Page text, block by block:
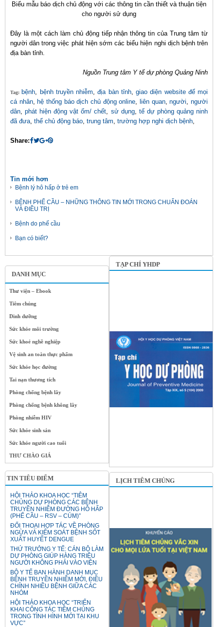
DANH MỤC
Thư viện – Ebook
Tiêm chủng
Dinh dưỡng
Sức khỏe môi trường
Sức khoẻ nghề nghiệp
Vệ sinh an toàn thực phẩm
Sức khỏe học đường
Tai nạn thương tích
Phòng chống bệnh lây
Phòng chống bệnh không lây
Phòng nhiễm HIV
Sức khỏe sinh sản
Sức khỏe người cao tuổi
THƯ CHÀO GIÁ
TIN TIÊU ĐIỂM
HỘI THẢO KHOA HỌC “TIÊM
CHỦNG DỰ PHÒNG CÁC BỆNH
TRUYỀN NHIỄM ĐƯỜNG HÔ HẤP
(PHẾ CẦU – RSV – CÚM)”
ĐỐI THOẠI HỢP TÁC VỀ PHÒNG
NGỪA VÀ KIỂM SOÁT BỆNH SỐT
XUẤT HUYẾT DENGUE
THỨ TRƯỞNG Y TẾ: CÁN BỘ LÀM
DỰ PHÒNG GIÚP HÀNG TRIỆU
NGƯỜI KHÔNG PHẢI VÀO VIỆN
BỘ Y TẾ BAN HÀNH DANH MỤC
BỆNH TRUYỀN NHIỄM MỚI, ĐIỀU
CHỈNH NHIỀU BỆNH GIỮA CÁC
NHÓM
HỘI THẢO KHOA HỌC “TRIỂN
KHAI CÔNG TÁC TIÊM CHỦNG
TRONG TÌNH HÌNH MỚI TẠI KHU
VỰC”
Biểu mẫu báo dịch chủ động với các thông tin cần thiết và thuận tiện
cho người sử dụng
Đây là một cách làm chủ động tiếp nhận thông tin của Trung tâm từ
người dân trong việc phát hiện sớm các biểu hiện nghi dịch bệnh trên
địa bàn tỉnh.
Nguồn Trung tâm Y tế dự phòng Quảng Ninh
Tag: bệnh bệnh truyền nhiễm ,địa bàn tỉnh, giao diện website để mọi
cá nhân,hệ thống báo dịch chủ động online ,liên quan,người ,người
dân ,phát hiện động vật ốm/ chết sử dụng, tế dự phòng quảng ninh
đã đưa thể chủ động báo trung tâm trường hợp nghi dịch bệnh
Share:
Tin mới hơn
Bệnh lý hô hấp ở trẻ em
BỆNH PHẾ CẦU – NHỮNG THÔNG TIN MỚI TRONG CHUẨN ĐOÁN
VÀ ĐIỀU TRỊ
Bệnh do phế cầu
Bạn có biết?
TẠP CHÍ YHDP
LỊCH TIÊM CHỦNG